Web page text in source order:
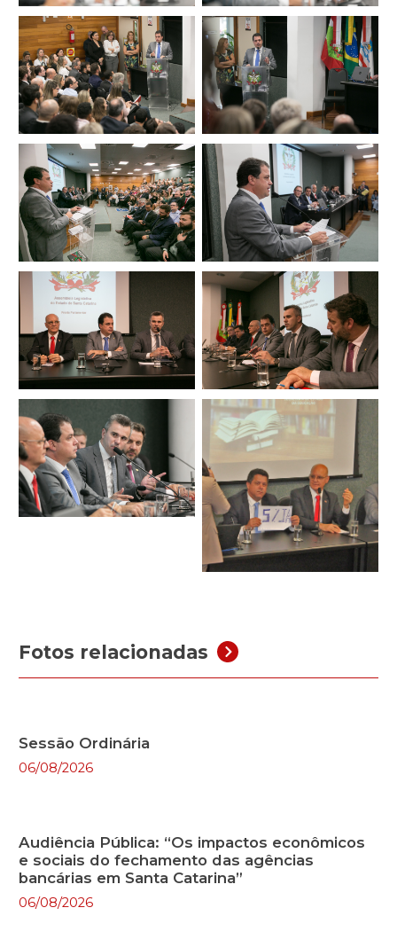
Fotos relacionadas
Sessão Ordinária
06/08/2026
Audiência Pública: “Os impactos econômicos
e sociais do fechamento das agências
bancárias em Santa Catarina”
06/08/2026